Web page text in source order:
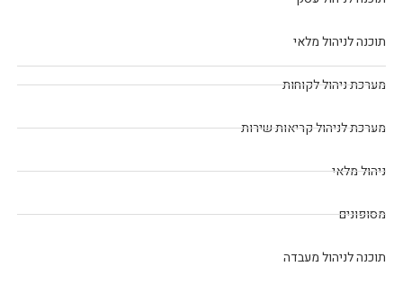
תוכנה לניהול מלאי
מערכת ניהול לקוחות
מערכת לניהול קריאות שירות
ניהול מלאי
מסופונים
תוכנה לניהול מעבדה